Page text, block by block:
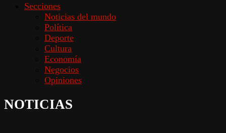
Secciones
Noticias del mundo
Política
Deporte
Cultura
Economía
Negocios
Opiniones
NOTICIAS